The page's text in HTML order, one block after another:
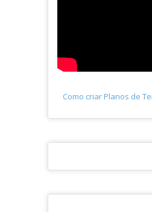
Como criar Planos de